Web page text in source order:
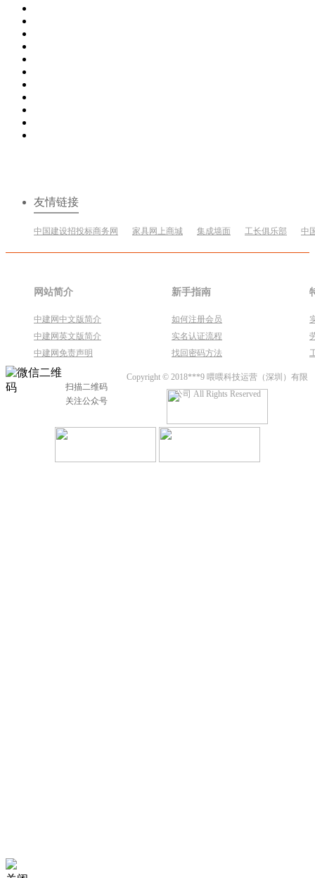
友情链接
中国建设招投标商务网 家具网上商城 集成墙面 工长俱乐部 中
网站简介
中建网中文版简介
中建网英文版简介
中建网免责声明
新手指南
如何注册会员
实名认证流程
找回密码方法
扫描二维码
关注公众号
Copyright © 2018***9 喂喂科技运营（深圳）有限
公司 All Rights Reserved